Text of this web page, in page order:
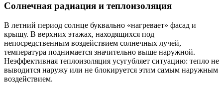
Солнечная радиация и теплоизоляция
В летний период солнце буквально «нагревает» фасад и
крышу. В верхних этажах, находящихся под
непосредственным воздействием солнечных лучей,
температура поднимается значительно выше наружной.
Неэффективная теплоизоляция усугубляет ситуацию: тепло не
выводится наружу или не блокируется этим самым наружным
воздействием.